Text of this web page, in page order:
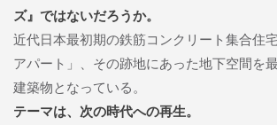
ズ』ではないだろうか。
近代日本最初期の鉄筋コンクリート集合住
アパート」、その跡地にあった地下空間を
建築物となっている。
テーマは、次の時代への再生。